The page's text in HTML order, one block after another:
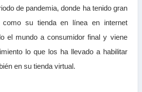
de pandemia, donde ha tenido gran
como su tienda en línea en internet
el mundo a consumidor final y viene
lo que los ha llevado a habilitar
en su tienda virtual.